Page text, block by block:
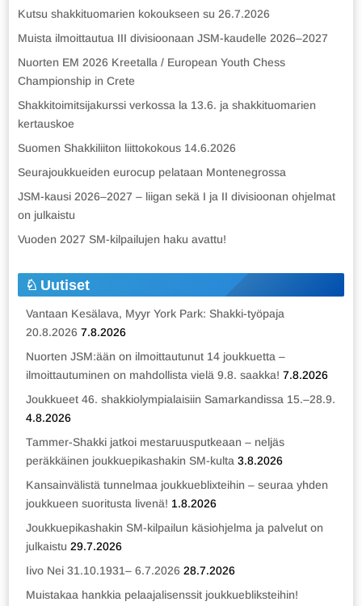
Kutsu shakkituomarien kokoukseen su 26.7.2026
Muista ilmoittautua III divisioonaan JSM-kaudelle 2026–2027
Nuorten EM 2026 Kreetalla / European Youth Chess
Championship in Crete
Shakkitoimitsijakurssi verkossa la 13.6. ja shakkituomarien
kertauskoe
Suomen Shakkiliiton liittokokous 14.6.2026
Seurajoukkueiden eurocup pelataan Montenegrossa
JSM-kausi 2026–2027 – liigan sekä I ja II divisioonan ohjelmat
on julkaistu
Vuoden 2027 SM-kilpailujen haku avattu!
Uutiset
Vantaan Kesälava, Myyr York Park: Shakki-työpaja
20.8.2026 7.8.2026
Nuorten JSM:ään on ilmoittautunut 14 joukkuetta –
ilmoittautuminen on mahdollista vielä 9.8. saakka! 7.8.2026
Joukkueet 46. shakkiolympialaisiin Samarkandissa 15.–28.9.
4.8.2026
Tammer-Shakki jatkoi mestaruusputkeaan – neljäs
peräkkäinen joukkuepikashakin SM-kulta 3.8.2026
Kansainvälistä tunnelmaa joukkueblixteihin – seuraa yhden
joukkueen suoritusta livenä! 1.8.2026
Joukkuepikashakin SM-kilpailun käsiohjelma ja palvelut on
julkaistu 29.7.2026
Iivo Nei 31.10.1931– 6.7.2026 28.7.2026
Muistakaa hankkia pelaajalisenssit joukkuebliksteihin!